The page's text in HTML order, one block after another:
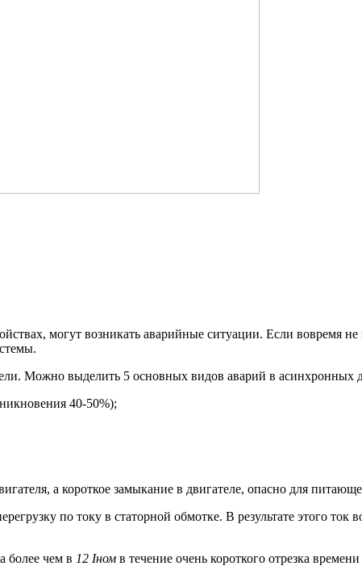
могут возникать аварийные ситуации. Если вовремя
Можно выделить 5 основных видов аварий в асинхронных
40-50%);
а короткое замыкание в двигателе, опасно для
по току в статорной обмотке. В результате этого ток
более чем в 12 Iном в течение очень короткого отрезка